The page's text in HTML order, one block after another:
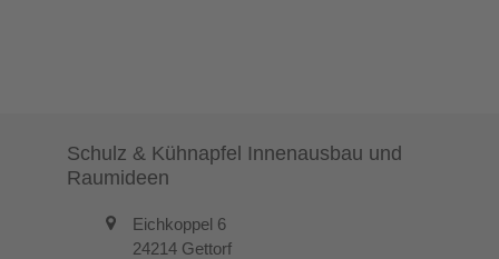
Schulz & Kühnapfel Innenausbau und
Raumideen
Eichkoppel 6
24214 Gettorf